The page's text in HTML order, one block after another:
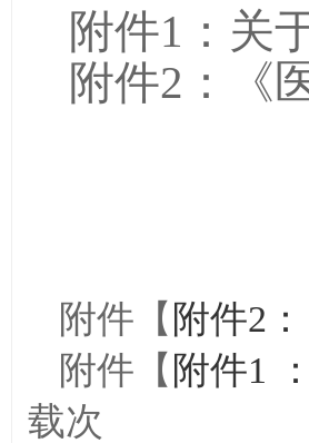
附件1 ： 关
附件2 ：《
附件【 附件2
附件【 附件1
载次